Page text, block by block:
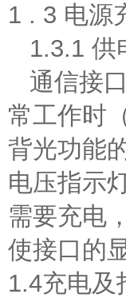
1 . 3 电源
1.3.1 供
通信接
常工作时
背光功能
电压指示
需要充电
使接口的
1.4充电及